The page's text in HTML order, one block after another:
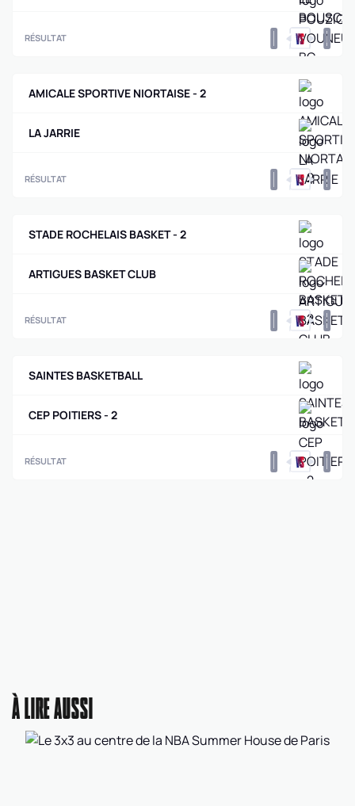
RÉSULTAT 0 0
AMICALE SPORTIVE NIORTAISE - 2
LA JARRIE
RÉSULTAT 0 0
STADE ROCHELAIS BASKET - 2
ARTIGUES BASKET CLUB
RÉSULTAT 0 0
SAINTES BASKETBALL
CEP POITIERS - 2
RÉSULTAT 0 0
À LIRE AUSSI